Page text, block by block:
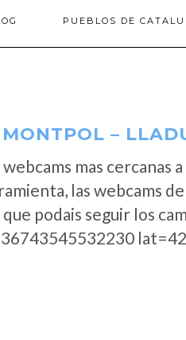
PUEBLOS DE
–
mas cercanas
las webcams
podais seguir los